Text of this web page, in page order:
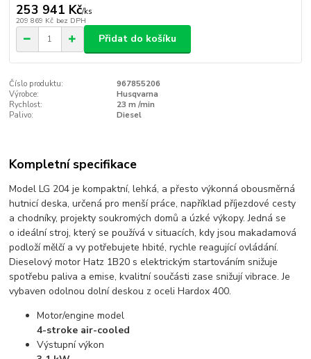
253 941 Kč/ks
209 869 Kč bez DPH
Přidat do košíku
Číslo produktu:
967855206
Výrobce:
Husqvarna
Rychlost:
23 m /min
Palivo:
Diesel
Kompletní specifikace
Model LG 204 je kompaktní, lehká, a přesto výkonná obousměrná
hutnicí deska, určená pro menší práce, například příjezdové cesty
a chodníky, projekty soukromých domů a úzké výkopy. Jedná se
o ideální stroj, který se používá v situacích, kdy jsou makadamová
podloží mělčí a vy potřebujete hbité, rychle reagující ovládání.
Dieselový motor Hatz 1B20 s elektrickým startováním snižuje
spotřebu paliva a emise, kvalitní součásti zase snižují vibrace. Je
vybaven odolnou dolní deskou z oceli Hardox 400.
Motor/engine model
4-stroke air-cooled
Výstupní výkon